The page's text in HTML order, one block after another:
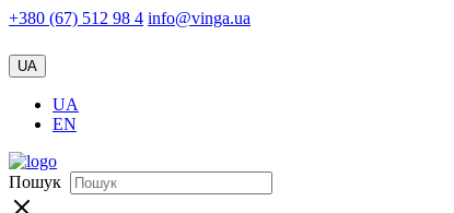
+380 (67) 512 98 4 info@vinga.ua
UA
UA
EN
Пошук